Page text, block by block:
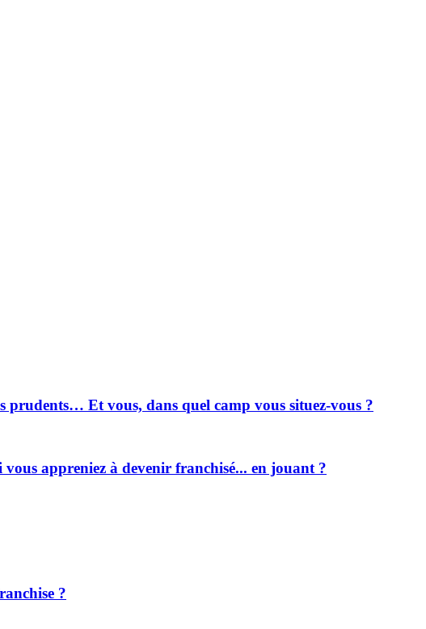
prudents… Et vous, dans quel camp vous situez-vous ?
vous appreniez à devenir franchisé... en jouant ?
?